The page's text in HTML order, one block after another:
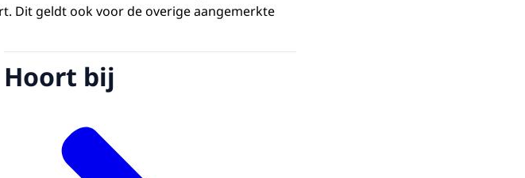
Dit geldt ook voor de overige aangemerkte
Hoort bij